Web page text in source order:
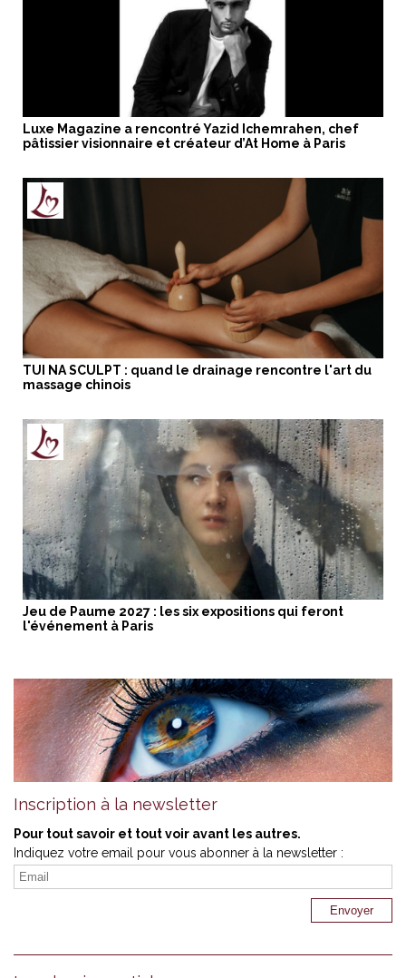
Luxe Magazine a rencontré Yazid Ichemrahen, chef
pâtissier visionnaire et créateur d’At Home à Paris
TUI NA SCULPT : quand le drainage rencontre l'art du
massage chinois
Jeu de Paume 2027 : les six expositions qui feront
l'événement à Paris
Inscription à la newsletter
Pour tout savoir et tout voir avant les autres.
Indiquez votre email pour vous abonner à la newsletter :